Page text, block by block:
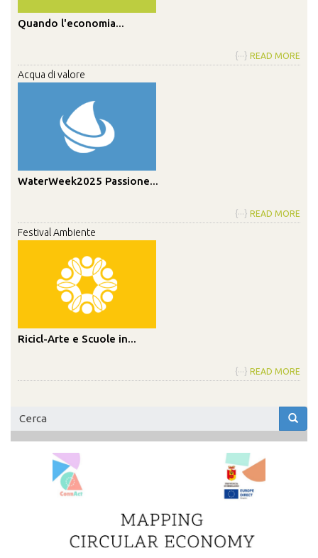
Quando l'economia...
{···} READ MORE
Acqua di valore
WaterWeek2025 Passione...
{···} READ MORE
Festival Ambiente
Ricicl-Arte e Scuole in...
{···} READ MORE
Form
di
ricerca